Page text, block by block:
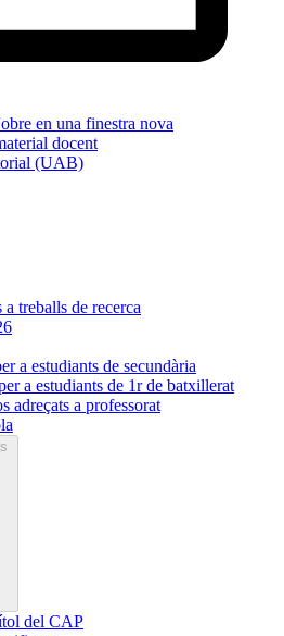
en una finestra nova
docent
(UAB)
a treballs de recerca
a estudiants de secundària
a estudiants de 1r de batxillerat
adreçats a professorat
del CAP